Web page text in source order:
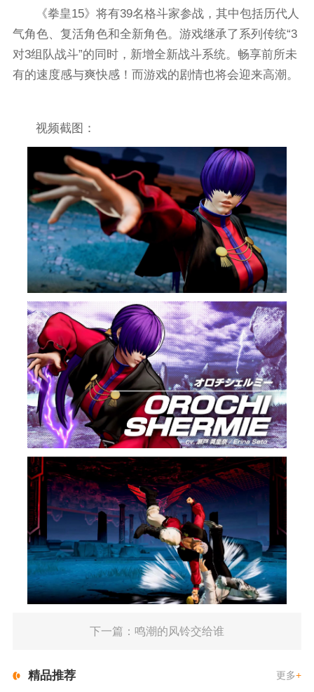
《拳皇15》将有39名格斗家参战，其中包括历代人
气角色、复活角色和全新角色。游戏继承了系列传统“3
对3组队战斗”的同时，新增全新战斗系统。畅享前所未
有的速度感与爽快感！而游戏的剧情也将会迎来高潮。
视频截图：
下一篇：鸣潮的风铃交给谁
精品推荐 更多+